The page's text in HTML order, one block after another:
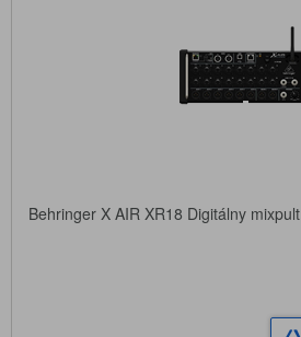
Behringer X AIR XR18 Digitálny mixpult